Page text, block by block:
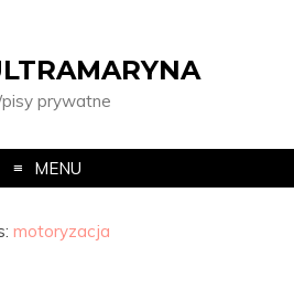
prywatne
MENU
motoryzacja